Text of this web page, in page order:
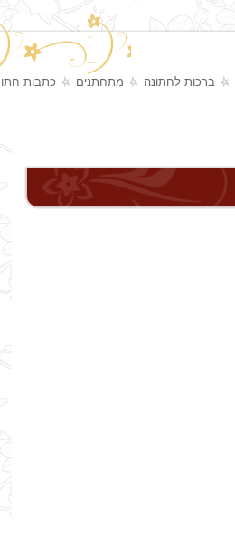
ברכות לחתונה מתחתנים
כתבות